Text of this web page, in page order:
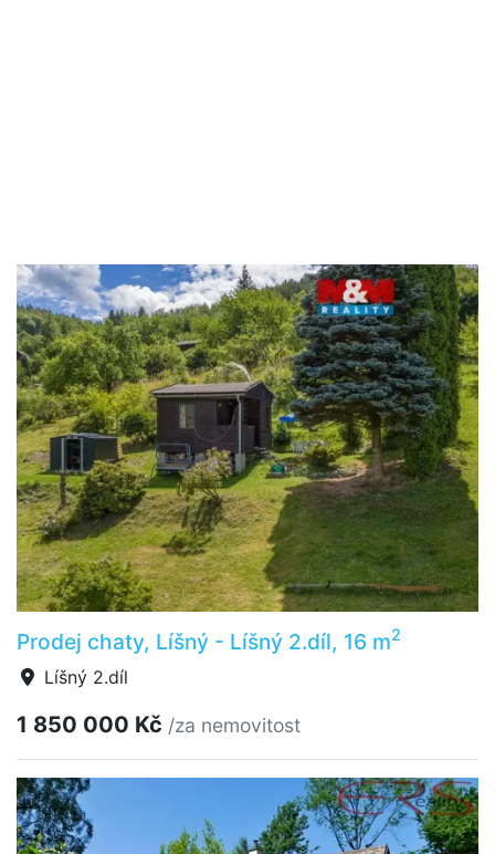
Prodej chaty, Líšný - Líšný 2.díl, 16 m2
Líšný 2.díl
1 850 000 Kč /za nemovitost